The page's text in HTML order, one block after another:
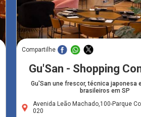
Compartilhe
Gu'San - Shopping
Gu'San une frescor, técnica japonesa
brasileiros em SP
Avenida Leão Machado,100-Parque
020